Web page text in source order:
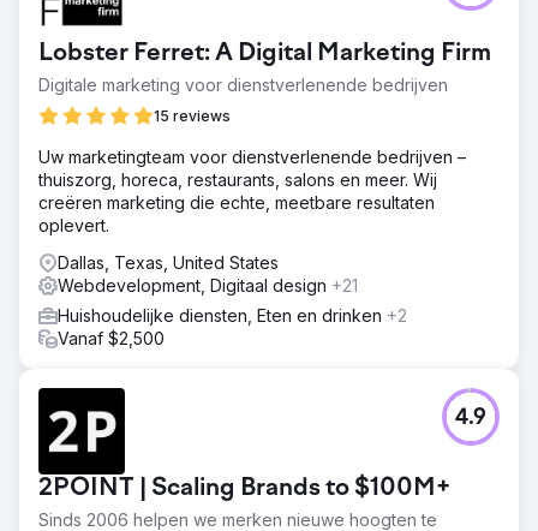
Lobster Ferret: A Digital Marketing Firm
Digitale marketing voor dienstverlenende bedrijven
15 reviews
Uw marketingteam voor dienstverlenende bedrijven –
thuiszorg, horeca, restaurants, salons en meer. Wij
creëren marketing die echte, meetbare resultaten
oplevert.
Dallas, Texas, United States
Webdevelopment, Digitaal design +21
Huishoudelijke diensten, Eten en drinken +2
Vanaf $2,500
2POINT | Scaling Brands to $100M+
Sinds 2006 helpen we merken nieuwe hoogten te
4.9